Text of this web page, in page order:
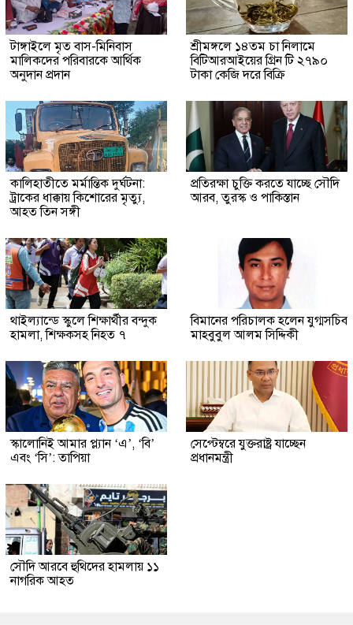
টাঙ্গাইলে মৃত বাস-মিনিবাস
মালিকদের পরিবারকে আর্থিক
অনুদান প্রদান
শ্রীমঙ্গলে ১৪তম চা নিলামে
বিটিআরআইয়ের গ্রিন টি ২৭৯০
টাকা কেজি দরে বিক্রি
কালিহাতীতে মর্মান্তিক দুর্ঘটনা:
ট্রাকের ধাক্কায় কিশোরের মৃত্যু,
আহত তিন সঙ্গী
প্রতিরক্ষা চুক্তি করতে যাচ্ছে সৌদি
আরব, তুরস্ক ও পাকিস্তান
থাইল্যান্ডে স্কুলে শিক্ষার্থীর বন্দুক
হামলা, শিক্ষকসহ নিহত ৭
বিমানের পরিচালক হলেন যুগ্মসচিব
মাহবুবুল আলম সিদ্দিকী
স্কালোনিই আমার প্ল্যান ‘এ’, ‘বি’
এবং ‘সি’: তাপিয়া
সেপ্টেম্বরে যুক্তরাষ্ট্র যাচ্ছেন
প্রধানমন্ত্রী
সৌদি আরবে হুথিদের হামলায় ১১
নাগরিক আহত